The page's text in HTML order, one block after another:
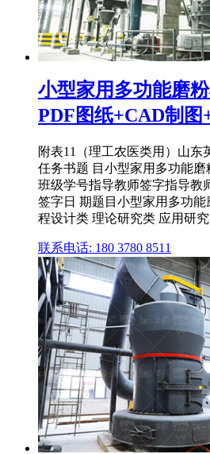
小型家用多功能磨
PDF图纸+CAD制图
附表11（理工农医类用）山东
任务书题 目小型家用多功能
班级学号指导教师签字指导教
签字日 期题目小型家用多功
程设计类 理论研究类 应用研
联系电话: 180 3780 8511